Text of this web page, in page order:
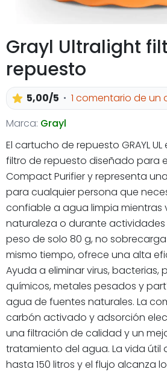
Grayl Ultralight
repuesto
5,00/5
1 comentario de un
Marca: Grayl
El cartucho de repuesto GRAYL
filtro de repuesto diseñado para
Compact Purifier y representa
para cualquier persona que
confiable a agua limpia mientras
naturaleza o durante actividades
peso de solo 80 g, no
mismo tiempo, ofrece una alta
Ayuda a eliminar virus, bacterias,
químicos, metales pesados y
agua de fuentes naturales. La
carbón activado y adsorción
una filtración de calidad y un
tratamiento del agua. La vida útil
hasta 150 litros y el flujo alcanza